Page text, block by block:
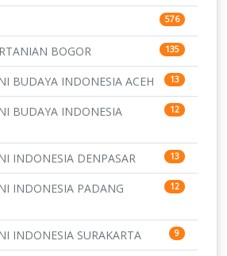
576
BOGOR 135
BUDAYA INDONESIA ACEH 13
BUDAYA INDONESIA
12
INDONESIA DENPASAR 13
INDONESIA PADANG
12
INDONESIA SURAKARTA 9